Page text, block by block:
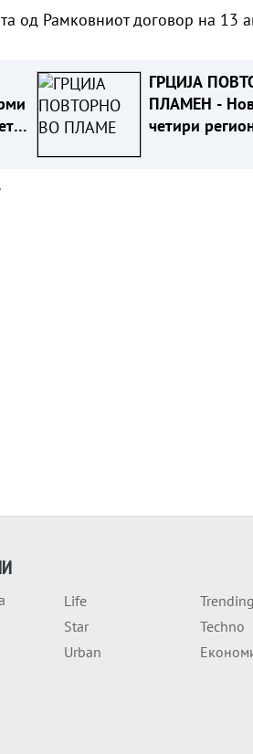
од Рамковниот договор на 13
ГРЦИЈА
ПЛАМЕН -
четири
Life
Star
Urban
Trending
Techno